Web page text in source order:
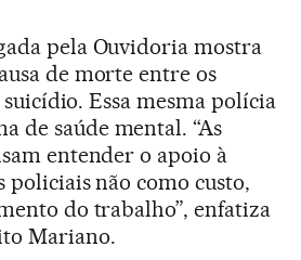
pela Ouvidoria mostra
de morte entre os
Essa mesma polícia
de saúde mental. “As
entender o apoio à
policiais não como custo,
do trabalho”, enfatiza
Mariano.